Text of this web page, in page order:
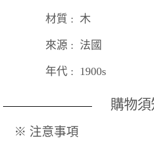
材質 : 木
來源 : 法國
年代 : 1900s
購物須
※ 注意事項